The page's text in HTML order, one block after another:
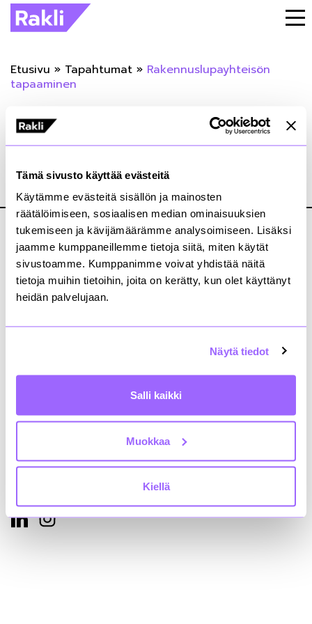
Tämä sivusto käyttää evästeitä
Käytämme evästeitä sisällön ja mainosten
räätälöimiseen, sosiaalisen median ominaisuuksien
tukemiseen ja kävijämäärämme analysoimiseen. Lisäksi
jaamme kumppaneillemme tietoja siitä, miten käytät
sivustoamme. Kumppanimme voivat yhdistää näitä
tietoja muihin tietoihin, joita on kerätty, kun olet käyttänyt
heidän palvelujaan.
Näytä tiedot
Salli kaikki
Muokkaa
Kiellä
Etusivu » Tapahtumat » Rakennuslupayhteisön
tapaaminen
« Takaisin tapahtumiin
Rakennuslupayhteisön tapaaminen
27.11.2023
Kiinteistönomistajat ja rakennuttajat Rakli ry
Annankatu 24, 2. krs
Kiinteistönomistajat ja rakennuttajat Rakli ry:n
Löydät meidät myös somesta!